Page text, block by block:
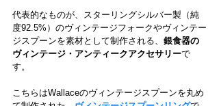
代表的なものが、スターリングシルバー製（純
度92.5%）のヴィンテージフォークやヴィンテー
ジスプーンを素材として制作される、 銀食器の
ヴィンテージ・アンティークアクセサリーで
す。
こちらはWallaceのヴィンテージスプーンを丸め